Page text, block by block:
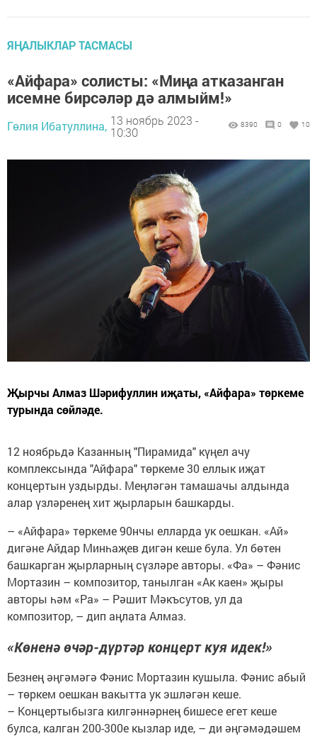
ЯҢАЛЫКЛАР ТАСМАСЫ
«Айфара» солисты: «Миңа атказанган
исемне бирсәләр дә алмыйм!»
Гөлия Ибатуллина, 13 ноябрь 2023 -
10:30
8390 0 10
Җырчы Алмаз Шәрифуллин иҗаты, «Айфара» төркеме
турында сөйләде.
12 ноябрьдә Казанның "Пирамида" күңел ачу
комплексында "Айфара" төркеме 30 еллык иҗат
концертын уздырды. Меңләгән тамашачы алдында
алар үзләренең хит җырларын башкарды.
– «Айфара» төркеме 90нчы елларда ук оешкан. «Ай»
дигәне Айдар Минһаҗев дигән кеше була. Ул бөтен
башкарган җырларның сүзләре авторы. «Фа» – Фәнис
Мортазин – композитор, танылган «Ак каен» җыры
авторы һәм «Ра» – Рәшит Мәкъсутов, ул да
композитор, – дип аңлата Алмаз.
«Көненә өчәр-дүртәр концерт куя идек!»
Безнең әңгәмәгә Фәнис Мортазин кушыла. Фәнис абый
– төркем оешкан вакытта ук эшләгән кеше.
– Концертыбызга килгәннәрнең бишесе егет кеше
булса, калган 200-300е кызлар иде, – ди әңгәмәдәшем